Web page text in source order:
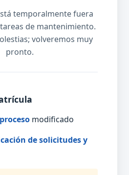
temporalmente fuera
de mantenimiento.
volveremos muy
pronto.
modificado
de solicitudes y